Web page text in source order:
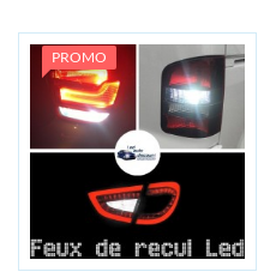
PROMO